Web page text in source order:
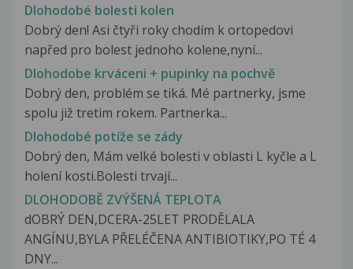
Dlohodobé bolesti kolen
Dobrý den! Asi čtyři roky chodím k ortopedovi
napřed pro bolest jednoho kolene,nyní...
Dlohodobe krváceni + pupinky na pochvě
Dobrý den, problém se tiká. Mé partnerky, jsme
spolu již tretim rokem. Partnerka...
Dlohodobé potíže se zády
Dobrý den, Mám velké bolesti v oblasti L kyčle a L
holení kosti.Bolesti trvají...
DLOHODOBĚ ZVÝŠENÁ TEPLOTA
dOBRÝ DEN,DCERA-25LET PRODĚLALA
ANGÍNU,BYLA PŘELÉČENA ANTIBIOTIKY,PO TÉ 4
DNY...